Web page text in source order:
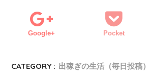
Google+ Pocket
CATEGORY : 出稼ぎの生活（毎日投稿）